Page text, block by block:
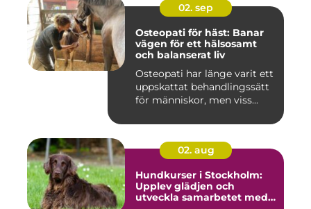
02. sep
Osteopati för häst: Banar
vägen för ett hälsosamt
och balanserat liv
Osteopati har länge varit ett
uppskattat behandlingssätt
för människor, men viss...
02. aug
Hundkurser i Stockholm:
Upplev glädjen och
utveckla samarbetet med